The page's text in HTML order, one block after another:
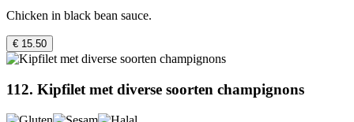
Chicken in black bean sauce.
€ 15.50
112. Kipfilet met diverse soorten champignons